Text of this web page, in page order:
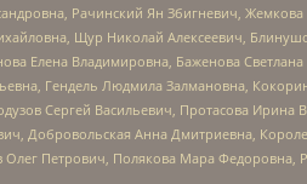
Рачинский Ян Збигневич,
Щур Николай Алексеевич,
Елена Владимировна, Баженова
Гендель Людмила Залмановна,
Сергей Васильевич, Протасова Ирина
Добровольская Анна Дмитриевна,
Петрович, Полякова Мара Федоровна,